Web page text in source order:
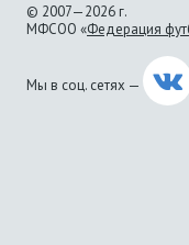
© 2007—2026 г.
МФСОО «Федерация
Мы в соц. сетях —